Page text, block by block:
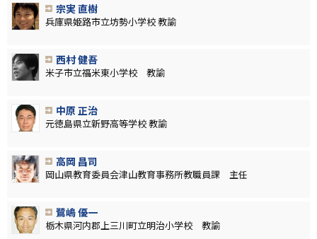
宗実 直樹
兵庫県姫路市立坊勢小学校 教諭
西村 健吾
米子市立福米東小学校 教諭
中原 正治
元徳島県立新野高等学校 教諭
高岡 昌司
岡山県教育委員会津山教育事務所教職員課 主任
鷺嶋 優一
栃木県河内郡上三川町立明治小学校 教諭